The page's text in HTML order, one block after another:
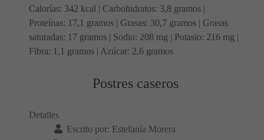
Calorías: 342 kcal | Carbohidratos: 3,8 gramos |
Proteínas: 17,1 gramos | Grasas: 30,7 gramos | Grasas
saturadas: 17 gramos | Sodio: 208 mg | Potasio: 216 mg |
Fibra: 1,1 gramos | Azúcar: 2,6 gramos
Postres caseros
Detalles
Escrito por: Estefanía Morera